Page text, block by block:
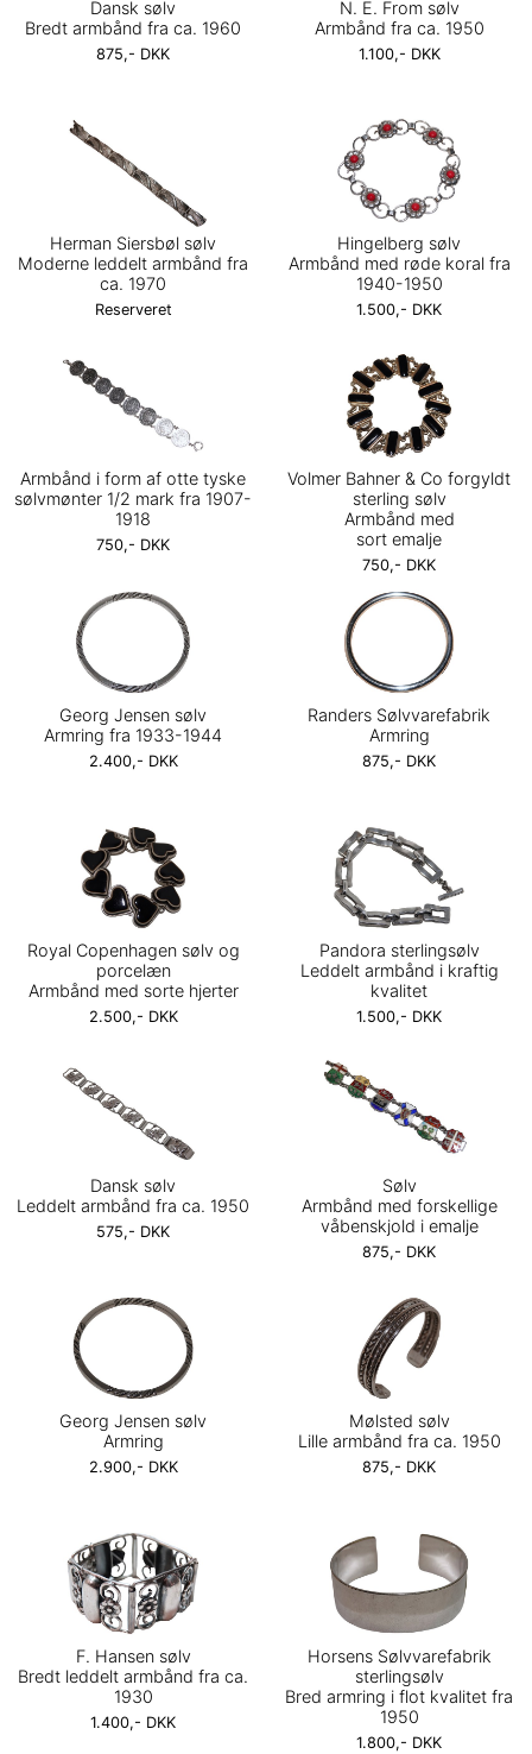
Dansk sølv
Bredt armbånd fra ca. 1960
875,- DKK
N. E. From sølv
Armbånd fra ca. 1950
1.100,- DKK
Herman Siersbøl sølv
Moderne leddelt armbånd fra
ca. 1970
Reserveret
Hingelberg sølv
Armbånd med røde koral fra
1940-1950
1.500,- DKK
Armbånd i form af otte tyske
sølvmønter 1/2 mark fra 1907-
1918
750,- DKK
Volmer Bahner & Co forgyldt
sterling sølv
Armbånd med
sort emalje
750,- DKK
Georg Jensen sølv
Armring fra 1933-1944
2.400,- DKK
Randers Sølvvarefabrik
Armring
875,- DKK
Royal Copenhagen sølv og
porcelæn
Armbånd med sorte hjerter
2.500,- DKK
Pandora sterlingsølv
Leddelt armbånd i kraftig
kvalitet
1.500,- DKK
Dansk sølv
Leddelt armbånd fra ca. 1950
575,- DKK
Sølv
Armbånd med forskellige
våbenskjold i emalje
875,- DKK
Georg Jensen sølv
Armring
2.900,- DKK
Mølsted sølv
Lille armbånd fra ca. 1950
875,- DKK
F. Hansen sølv
Bredt leddelt armbånd fra ca.
1930
1.400,- DKK
Horsens Sølvvarefabrik
sterlingsølv
Bred armring i flot kvalitet fra
1950
1.800,- DKK